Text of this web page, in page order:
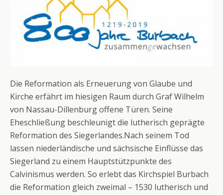
Die Reformation als Erneuerung von Glaube und
Kirche erfährt im hiesigen Raum durch Graf Wilhelm
von Nassau-Dillenburg offene Türen. Seine
Eheschließung beschleunigt die lutherisch geprägte
Reformation des Siegerlandes.Nach seinem Tod
lassen niederländische und sächsische Einflüsse das
Siegerland zu einem Hauptstützpunkte des
Calvinismus werden. So erlebt das Kirchspiel Burbach
die Reformation gleich zweimal – 1530 lutherisch und